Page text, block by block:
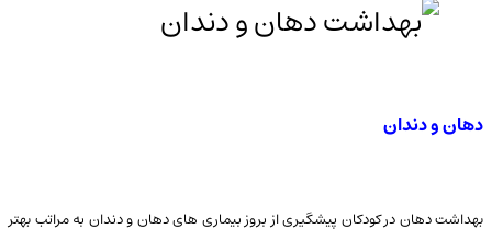
دهان و دندان
بهداشت دهان در کودکان پیشگیری از بروز بیماری های دهان و دندان به مراتب بهتر